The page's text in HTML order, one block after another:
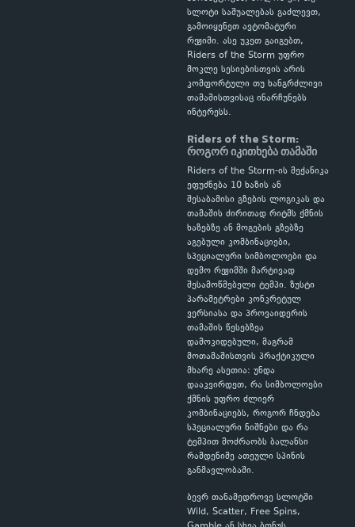
სლოტი საშუალებას გაძლევთ,
გამოიყენეთ ავტომატური
რეჟიმი. ასე უკეთ გაიგებთ,
Riders of the Storm უფრო
მოკლე სესიებისთვის არის
კომფორტული თუ ხანგრძლივი
თამაშისთვისაც ინარჩუნებს
ინტერესს.
Riders of the Storm:
როგორ იკითხება თამაში
Riders of the Storm-ის მექანიკა
ეფუძნება 10 ხაზის ან
შესაბამისი გზების ლოგიკას და
თამაშის ძირითად რიტმს ქმნის
ხაზებზე ან მოგების გზებზე
აგებული კომბინაციები,
სპეციალური სიმბოლოები და
დემო რეჟიმში მარტივად
შესამოწმებელი ტემპი. ზუსტი
პარამეტრები კონკრეტულ
ვერსიასა და პროვაიდერის
თამაშის წესებზეა
დამოკიდებული, მაგრამ
მოთამაშისთვის პრაქტიკული
მხარე ასეთია: უნდა
დააკვირდეთ, რა სიმბოლოები
ქმნის უფრო ძლიერ
კომბინაციებს, როგორ ჩნდება
სპეციალური ნიშნები და რა
ტემპით მოძრაობს ბალანსი
რამდენიმე ათეული სპინის
განმავლობაში.
ბევრ თანამედროვე სლოტში
Wild, Scatter, Free Spins,